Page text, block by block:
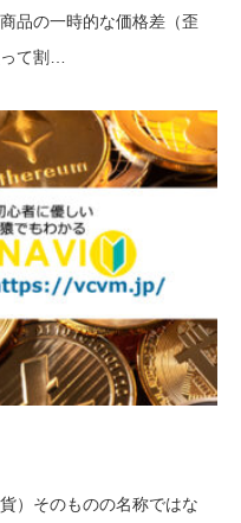
品の一時的な価格差（歪
て割…
）そのものの名称ではな